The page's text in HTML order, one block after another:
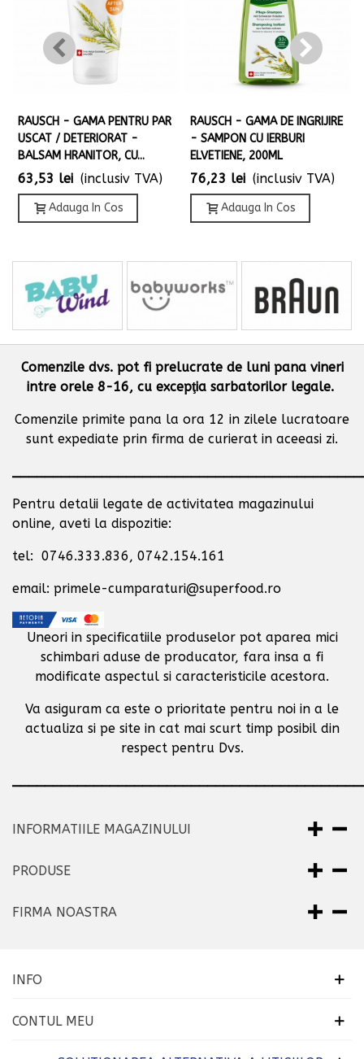
RAUSCH - GAMA PENTRU PAR
USCAT / DETERIORAT -
BALSAM HRANITOR, CU...
63,53 lei (inclusiv TVA)
Adauga In Cos
RAUSCH - GAMA DE INGRIJIRE
- SAMPON CU IERBURI
ELVETIENE, 200ML
76,23 lei (inclusiv TVA)
Adauga In Cos
Comenzile dvs. pot fi prelucrate de luni pana vineri
intre orele 8-16, cu excepţia sarbatorilor legale.
Comenzile primite pana la ora 12 in zilele lucratoare
sunt expediate prin firma de curierat in aceeasi zi.
Pentru detalii legate de activitatea magazinului
online, aveti la dispozitie:
tel: 0746.333.836, 0742.154.161
email: primele-cumparaturi@superfood.ro
Uneori in specificatiile produselor pot aparea mici
schimbari aduse de producator, fara insa a fi
modificate aspectul si caracteristicile acestora.
Va asiguram ca este o prioritate pentru noi in a le
actualiza si pe site in cat mai scurt timp posibil din
respect pentru Dvs.
INFORMATIILE MAGAZINULUI
PRODUSE
FIRMA NOASTRA
INFO
CONTUL MEU